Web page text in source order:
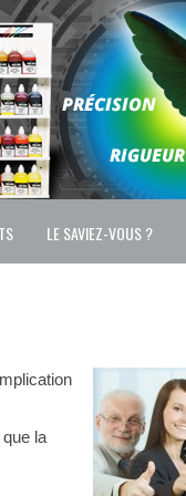
LE SAVIEZ-VOUS ?
la